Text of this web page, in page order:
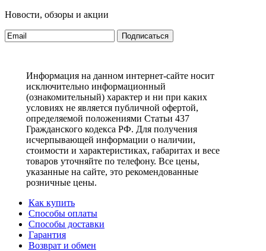
Новости, обзоры и акции
Подписаться
Информация на данном интернет-сайте носит
исключительно информационный
(ознакомительный) характер и ни при каких
условиях не является публичной офертой,
определяемой положениями Статьи 437
Гражданского кодекса РФ. Для получения
исчерпывающей информации о наличии,
стоимости и характеристиках, габаритах и весе
товаров уточняйте по телефону. Все цены,
указанные на сайте, это рекомендованные
розничные цены.
Как купить
Способы оплаты
Способы доставки
Гарантия
Возврат и обмен